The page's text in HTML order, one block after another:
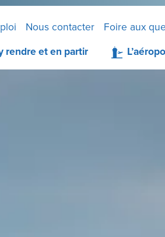
rendre et en partir
Nous contacter Foire aux